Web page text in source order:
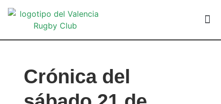
Crónica del